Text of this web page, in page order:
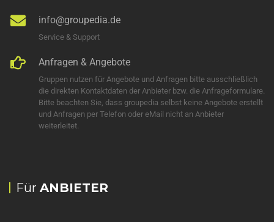
info@groupedia.de
Service & Support
Anfragen & Angebote
Gruppen nutzen für Angebote und Anfragen bitte ausschließlich
die direkten Kontaktdaten der Anbieter bzw. die Anfrageformulare.
Bitte beachten Sie, dass groupedia selbst keine Angebote erstellt
und Anfragen per Telefon oder eMail nicht an Anbieter
weiterleitet.
Für ANBIETER